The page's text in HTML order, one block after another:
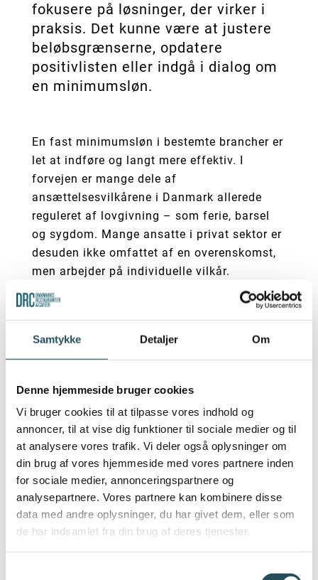
Samtykke Detaljer Om
Denne hjemmeside bruger cookies
Vi bruger cookies til at tilpasse vores indhold og
annoncer, til at vise dig funktioner til sociale medier og til
at analysere vores trafik. Vi deler også oplysninger om
din brug af vores hjemmeside med vores partnere inden
for sociale medier, annonceringspartnere og
analysepartnere. Vores partnere kan kombinere disse
data med andre oplysninger, du har givet dem, eller som
de har indsamlet fra din brug af deres tjenester.
fokusere på løsninger, der virker i
praksis. Det kunne være at justere
beløbsgrænserne, opdatere
positivlisten eller indgå i dialog om
en minimumsløn.
En fast minimumsløn i bestemte brancher er
let at indføre og langt mere effektiv. I
forvejen er mange dele af
ansættelsesvilkårene i Danmark allerede
reguleret af lovgivning – som ferie, barsel
og sygdom. Mange ansatte i privat sektor er
desuden ikke omfattet af en overenskomst,
men arbejder på individuelle vilkår.
Kravet om overenskomst for at få adgang til
udenlandsk arbejdskraft virker derfor både
unødvendigt og urimeligt. Det løser ikke
branchens udfordringer – og risikerer i
effekt.
Vi har brug for løsninger, der tager
udgangspunkt i virkeligheden – ikke
symbolpolitik.
Har du spørgsmål, er du velkommen til at
kontakte DRC’s politiske chef, Romy
Andersen, påroa@thehost.dk